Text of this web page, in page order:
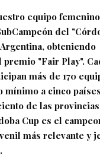
equipo
del
obteniendo
"Fair Play".
más de 170
mínimo a cinco
de las
Cup es el
más relevante y